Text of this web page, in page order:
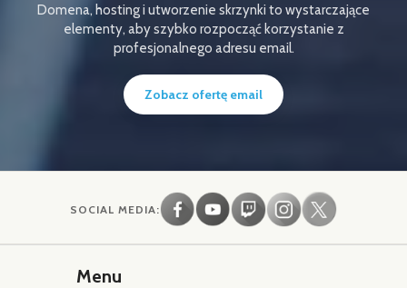
Domena, hosting i utworzenie skrzynki to wystarczające
elementy, aby szybko rozpocząć korzystanie z
profesjonalnego adresu email.
Zobacz ofertę email
SOCIAL MEDIA:
Menu